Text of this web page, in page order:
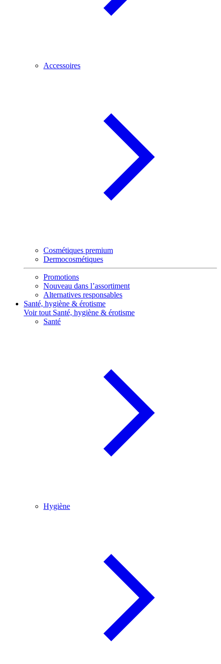
Accessoires
Cosmétiques premium
Dermocosmétiques
Promotions
Nouveau dans l’assortiment
Alternatives responsables
Santé, hygiène & érotisme
Voir tout Santé, hygiène & érotisme
Santé
Hygiène